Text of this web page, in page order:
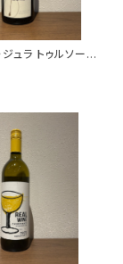
ジュラ トゥルソー
2023 クールベ 赤
750ml